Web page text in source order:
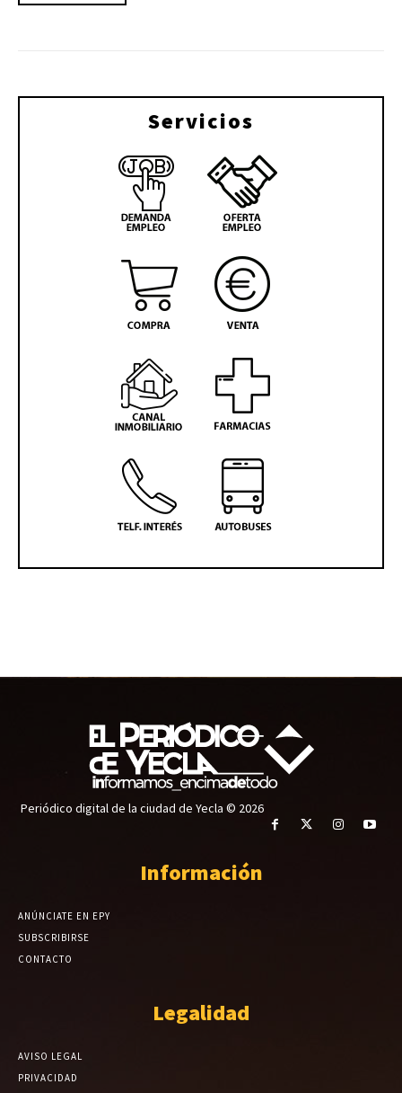
Servicios
Periódico digital de la ciudad de Yecla © 2026
Información
ANÚNCIATE EN EPY
SUBSCRIBIRSE
CONTACTO
Legalidad
AVISO LEGAL
PRIVACIDAD